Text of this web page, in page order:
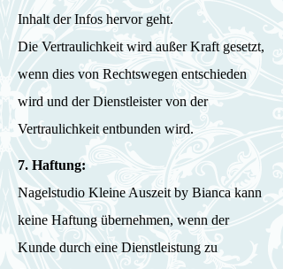
Inhalt der Infos hervor geht.
Die Vertraulichkeit wird außer Kraft gesetzt,
wenn dies von Rechtswegen entschieden
wird und der Dienstleister von der
Vertraulichkeit entbunden wird.
7. Haftung:
Nagelstudio Kleine Auszeit by Bianca kann
keine Haftung übernehmen, wenn der
Kunde durch eine Dienstleistung zu